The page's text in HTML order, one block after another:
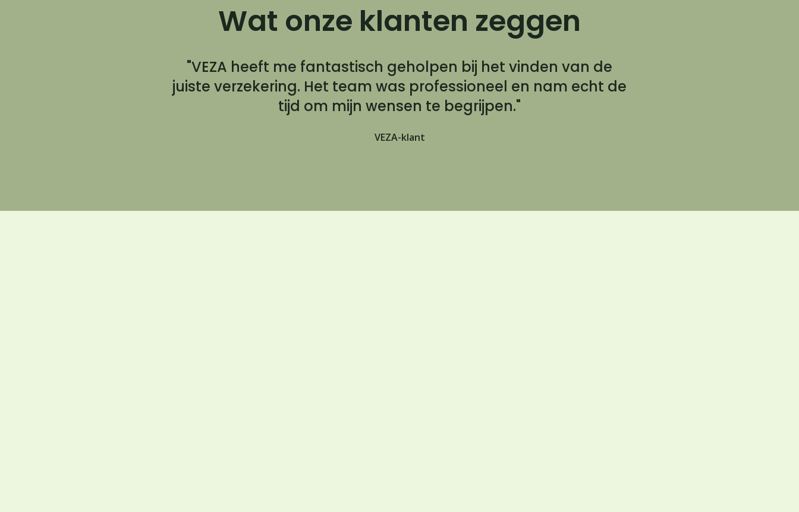
Wat onze klanten zeggen
"VEZA heeft me fantastisch geholpen bij het vinden van de
juiste verzekering. Het team was professioneel en nam echt de
tijd om mijn wensen te begrijpen."
VEZA-klant